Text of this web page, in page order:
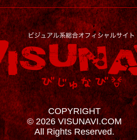
COPYRIGHT
© 2026 VISUNAVI.COM
All Rights Reserved.